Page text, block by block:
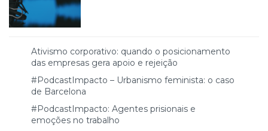
Ativismo corporativo: quando o posicionamento
das empresas gera apoio e rejeição
#PodcastImpacto – Urbanismo feminista: o caso
de Barcelona
#PodcastImpacto: Agentes prisionais e
emoções no trabalho